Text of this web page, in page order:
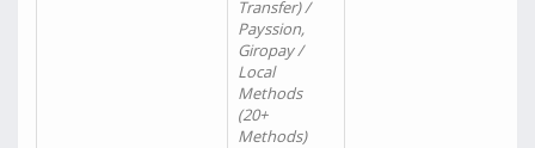
Transfer) /
Payssion,
Giropay /
Local
Methods
(20+
Methods)